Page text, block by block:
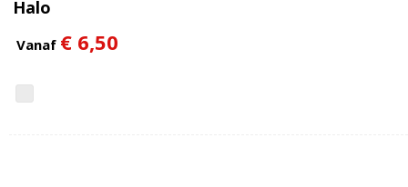
Halo
Vanaf € 6,50